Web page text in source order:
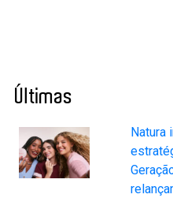
Últimas
Natura